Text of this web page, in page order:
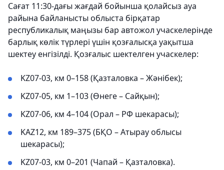
Сағат 11:30-дағы жағдай бойынша қолайсыз ауа
райына байланысты облыста бірқатар
республикалық маңызы бар автожол учаскелерінде
барлық көлік түрлері үшін қозғалысқа уақытша
шектеу енгізілді. Қозғалыс шектелген учаскелер:
KZ07-03, км 0–158 (Қазталовка – Жәнібек);
KZ07-05, км 1–103 (Өнеге – Сайқын);
KZ07-06, км 4–104 (Орал – РФ шекарасы);
KAZ12, км 189–375 (БҚО – Атырау облысы
шекарасы);
KZ07-03, км 0–201 (Чапай – Қазталовка).